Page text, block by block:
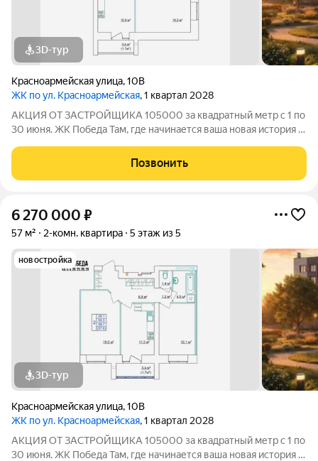
3D-тур
Красноармейская улица,10В
ЖК по ул. Красноармейская, 1 квартал 2028
АКЦИЯ ОТ ЗАСТРОЙЩИКА 105000 за квадратный метр с 1 по
30 июня. ЖК Победа Там, где начинается ваша новая история 1.
современный 5-этажный кирпичный дом на 49 квартир,
созданный в формате уютного
Позвонить
6 270 000 ₽
57 м² 2-комн. квартира 5 этаж из 5
новостройка
3D-тур
Красноармейская улица,10В
ЖК по ул. Красноармейская, 1 квартал 2028
АКЦИЯ ОТ ЗАСТРОЙЩИКА 105000 за квадратный метр с 1 по
30 июня. ЖК Победа Там, где начинается ваша новая история 1.